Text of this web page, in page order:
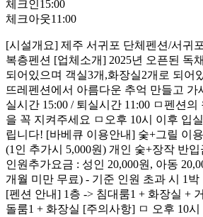
체크인15:00
체크아웃11:00
[시설개요] 제주 서귀포 단체펜션/서귀
복층펜션 [업체소개] 2025년 오픈된 독
되어있으며 객실3개,화장실2개로 되어
뜨레펜션에서 아름다운 추억 만들고
실시간 15:00 / 퇴실시간 11:00 ㅁ펜션
을 꼭 지켜주세요 ㅁ오후 10시 이후 입
립니다! [바베큐 이용안내] 숯+그릴 이
(1인 추가시 5,000원) 개인 숯+장작 반
인원추가요금 : 성인 20,000원, 아동
개월 미만 무료) - 기준 인원 초과 시 1
[펜션 안내] 1층 -> 침대룸1 + 화장실 +
돌룸1 + 화장실 [주의사항] ㅁ 오후 10